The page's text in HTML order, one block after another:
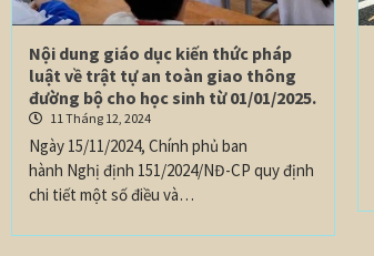
Nội dung giáo dục kiến thức pháp
luật về trật tự an toàn giao thông
đường bộ cho học sinh từ 01/01/2025.
11 Tháng 12, 2024
Ngày 15/11/2024, Chính phủ ban
hành Nghị định 151/2024/NĐ-CP quy định
chi tiết một số điều và…